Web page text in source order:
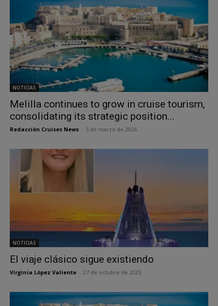
NOTICIAS
Melilla continues to grow in cruise tourism,
consolidating its strategic position...
Redacción Cruises News 5 de marzo de 2026
NOTICIAS
El viaje clásico sigue existiendo
Virginia López Valiente 27 de octubre de 2025